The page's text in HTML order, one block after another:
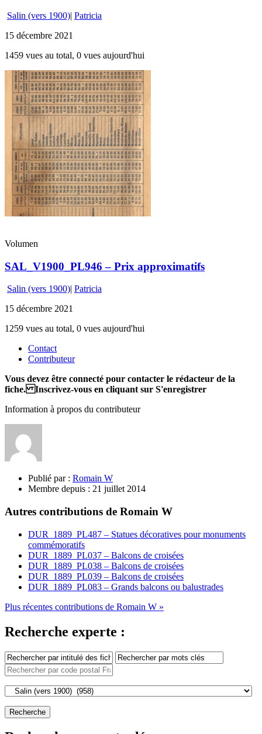
Salin (vers 1900)| Patricia
15 décembre 2021
1459 vues au total, 0 vues aujourd'hui
Volumen
SAL_V1900_PL946 – Prix approximatifs
Salin (vers 1900)| Patricia
15 décembre 2021
1259 vues au total, 0 vues aujourd'hui
Contact
Contributeur
Vous devez être connecté pour contacter le rédacteur de la
fiche. Inscrivez-vous en cliquant sur S'enregistrer
Information à propos du contributeur
Publié par : Romain W
Membre depuis : 21 juillet 2014
Autres contributions de Romain W
DUR_1889_PL487 – Statues décoratives pour monuments
commémoratifs
DUR_1889_PL037 – Balcons de croisées
DUR_1889_PL038 – Balcons de croisées
DUR_1889_PL039 – Balcons de croisées
DUR_1889_PL083 – Grands balcons ou balustrades
Plus récentes contributions de Romain W »
Recherche experte :